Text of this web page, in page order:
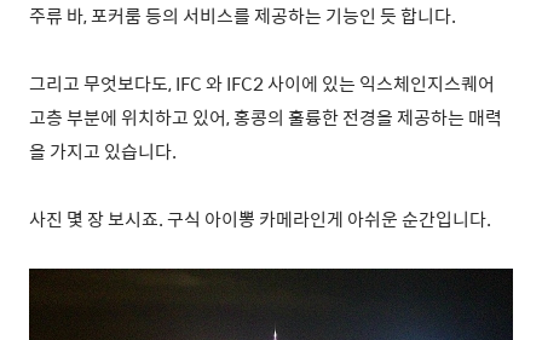
주류 바, 포커룸 등의 서비스를 제공하는 기능인 듯 합니다.
그리고 무엇보다도, IFC 와 IFC2 사이에 있는 익스체인지스퀘어
고층 부분에 위치하고 있어, 홍콩의 훌륭한 전경을 제공하는 매력
을 가지고 있습니다.
사진 몇 장 보시죠. 구식 아이뽕 카메라인게 아쉬운 순간입니다.